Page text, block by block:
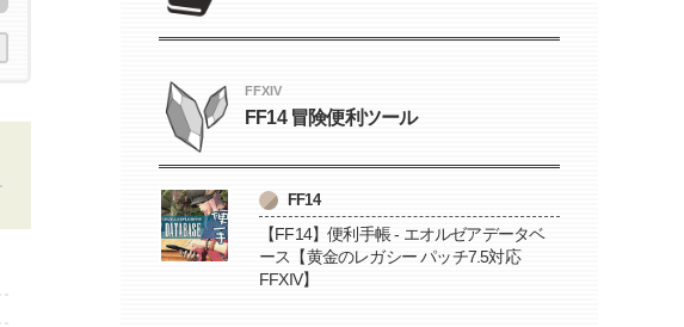
FFXIV
FF14 冒険便利ツール
FF14
【FF14】便利手帳 - エオルゼアデータベ
ース【黄金のレガシー パッチ7.5対応
FFXIV】